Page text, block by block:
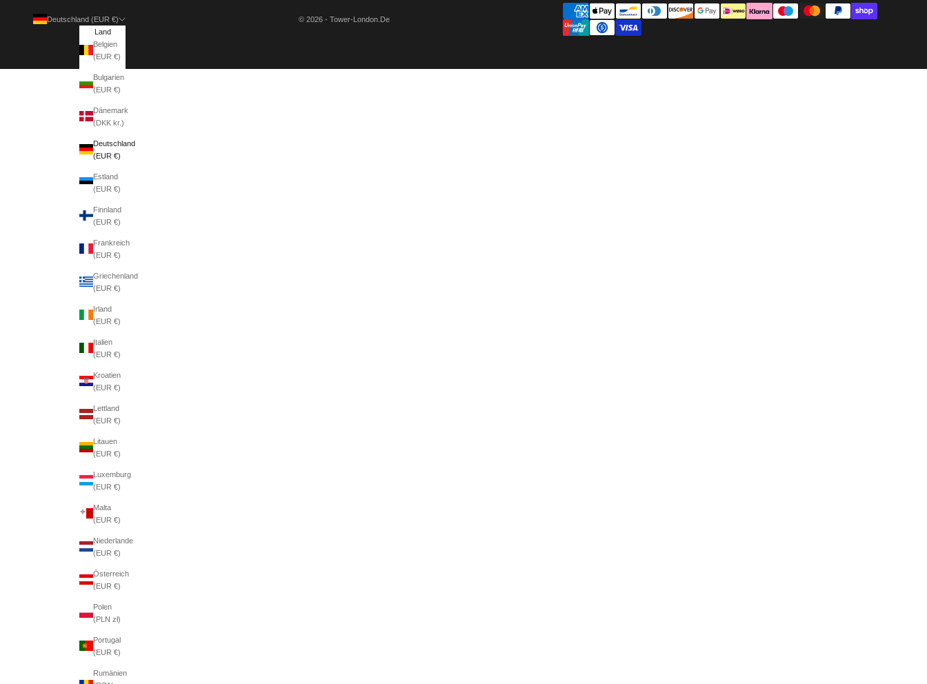
Deutschland (EUR €)
Land
Belgien
(EUR €)
Bulgarien
(EUR €)
Dänemark
(DKK kr.)
Deutschland
(EUR €)
Estland
(EUR €)
Finnland
(EUR €)
Frankreich
(EUR €)
Griechenland
(EUR €)
Irland
(EUR €)
Italien
(EUR €)
Kroatien
(EUR €)
Lettland
(EUR €)
Litauen
(EUR €)
Luxemburg
(EUR €)
Malta
(EUR €)
Niederlande
(EUR €)
Österreich
(EUR €)
Polen
(PLN zł)
Portugal
(EUR €)
Rumänien
© 2026 - Tower-London.De